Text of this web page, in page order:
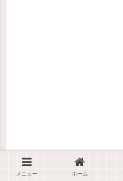
メニュー ホーム